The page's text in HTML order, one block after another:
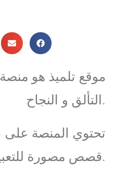
موقع تلميذ هو
التألق و النجاح.
تحتوي المنصة على
قصص مصورة للتعبير، قصص هادفة للمطالعة … و آخر الاخبار التربوية.